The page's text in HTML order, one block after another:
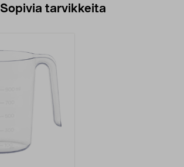
Sopivia tarvikkeita